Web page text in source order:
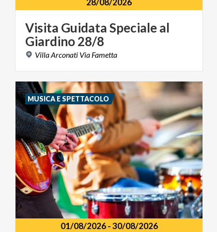
28/08/2026
Visita GuidataSpecialeal
Giardino28/8
VillaArconati Via Fametta
01/08/2026-30/08/2026
MUSICA E SPETTACOLO